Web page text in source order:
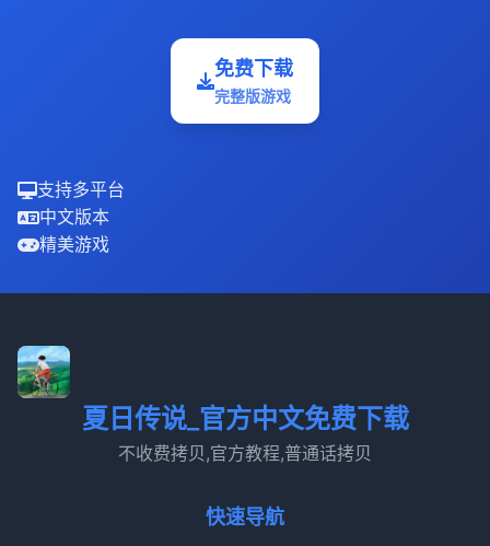
免费下载
完整版游戏
支持多平台
中文版本
精美游戏
夏日传说_官方中文免费下载
不收费拷贝,官方教程,普通话拷贝
快速导航